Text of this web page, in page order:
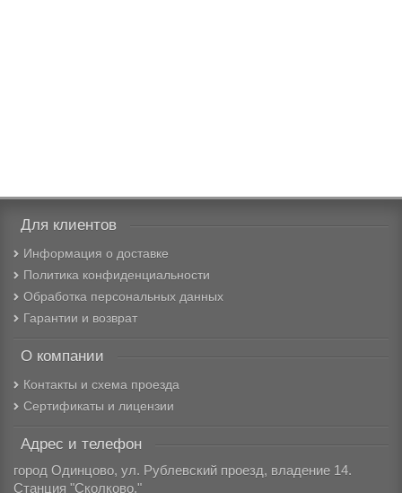
Для клиентов
Информация о доставке
Политика конфиденциальности
Обработка персональных данных
Гарантии и возврат
О компании
Контакты и схема проезда
Сертификаты и лицензии
Адрес и телефон
город Одинцово, ул. Рублевский проезд, владение 14.
Станция "Сколково."